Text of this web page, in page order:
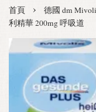
首頁 ›
德國 dm
利精華 200mg 呼吸道